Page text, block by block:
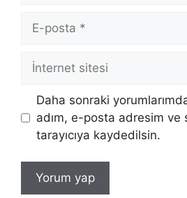
posta
İnternet
sitesi
Daha sonraki
adım, e-posta adresim ve
tarayıcıya kaydedilsin.